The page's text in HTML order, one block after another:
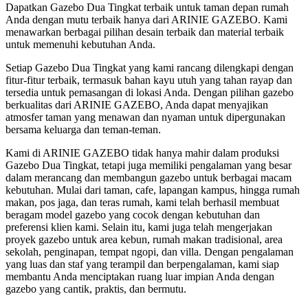
Dapatkan Gazebo Dua Tingkat terbaik untuk taman depan rumah
Anda dengan mutu terbaik hanya dari ARINIE GAZEBO. Kami
menawarkan berbagai pilihan desain terbaik dan material terbaik
untuk memenuhi kebutuhan Anda.
Setiap Gazebo Dua Tingkat yang kami rancang dilengkapi dengan
fitur-fitur terbaik, termasuk bahan kayu utuh yang tahan rayap dan
tersedia untuk pemasangan di lokasi Anda. Dengan pilihan gazebo
berkualitas dari ARINIE GAZEBO, Anda dapat menyajikan
atmosfer taman yang menawan dan nyaman untuk dipergunakan
bersama keluarga dan teman-teman.
Kami di ARINIE GAZEBO tidak hanya mahir dalam produksi
Gazebo Dua Tingkat, tetapi juga memiliki pengalaman yang besar
dalam merancang dan membangun gazebo untuk berbagai macam
kebutuhan. Mulai dari taman, cafe, lapangan kampus, hingga rumah
makan, pos jaga, dan teras rumah, kami telah berhasil membuat
beragam model gazebo yang cocok dengan kebutuhan dan
preferensi klien kami. Selain itu, kami juga telah mengerjakan
proyek gazebo untuk area kebun, rumah makan tradisional, area
sekolah, penginapan, tempat ngopi, dan villa. Dengan pengalaman
yang luas dan staf yang terampil dan berpengalaman, kami siap
membantu Anda menciptakan ruang luar impian Anda dengan
gazebo yang cantik, praktis, dan bermutu.